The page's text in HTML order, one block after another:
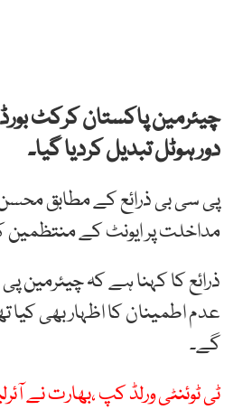
دور ہوٹل تبدیل کردیا گیا۔
پی سی بی ذرائع کے مطابق
مداخلت پر ایونٹ کے منتظمین
ذرائع کا کہنا ہے کہ
عدم اطمینان کا اظہار بھی
گے۔
ٹی ٹوئنٹی ورلڈ کپ ،بھارت نے